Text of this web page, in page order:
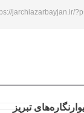
jarchiazarbayjan.ir/
تبریز